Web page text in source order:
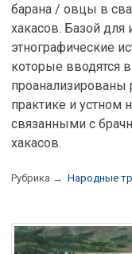
барана / овцы в
хакасов. Базой
этнографические
которые вводятся
проанализированы
практике и устном
связанными с
хакасов.
Рубрика → Народные